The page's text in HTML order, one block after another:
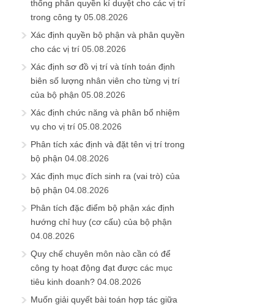
thống phân quyền kí duyệt cho các vị trí
trong công ty 05.08.2026
Xác định quyền bộ phận và phân quyền
cho các vị trí 05.08.2026
Xác định sơ đồ vị trí và tính toán định
biên số lượng nhân viên cho từng vị trí
của bộ phận 05.08.2026
Xác định chức năng và phân bổ nhiệm
vụ cho vị trí 05.08.2026
Phân tích xác định và đặt tên vị trí trong
bộ phận 04.08.2026
Xác định mục đích sinh ra (vai trò) của
bộ phận 04.08.2026
Phân tích đặc điểm bộ phận xác định
hướng chỉ huy (cơ cấu) của bộ phận
04.08.2026
Quy chế chuyên môn nào cần có để
công ty hoạt động đạt được các mục
tiêu kinh doanh? 04.08.2026
Muốn giải quyết bài toán hợp tác giữa